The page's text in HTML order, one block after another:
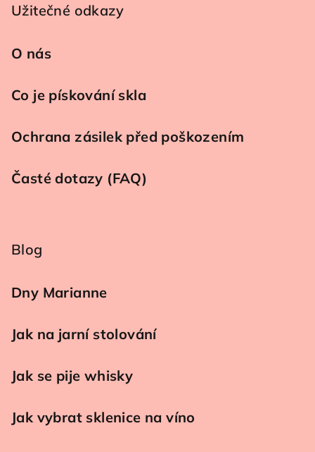
Užitečné odkazy
O nás
Co je pískování skla
Ochrana zásilek před poškozením
Časté dotazy (FAQ)
Blog
Dny Marianne
Jak na jarní stolování
Jak se pije whisky
Jak vybrat sklenice na víno